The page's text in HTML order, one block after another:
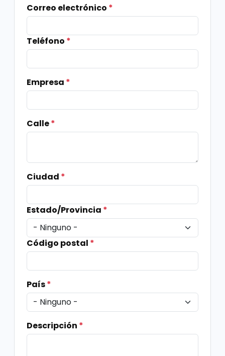
Correo electrónico *
Teléfono *
Empresa *
Calle*
Ciudad *
Estado/Provincia *
Código postal *
País*
Descripción *